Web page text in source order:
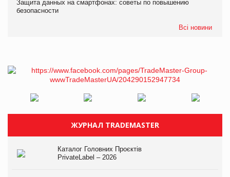
Защита данных на смартфонах: советы по повышению
безопасности
Всі новини
ЖУРНАЛ TRADEMASTER
Каталог Головних Проєктів
PrivateLabel – 2026